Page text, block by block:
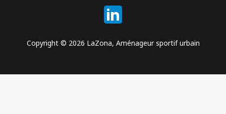
Copyright © 2026 LaZona, Aménageur sportif urbain